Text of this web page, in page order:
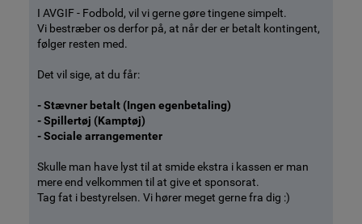
I AVGIF - Fodbold, vil vi gerne gøre tingene simpelt.
Vi bestræber os derfor på, at når der er betalt kontingent,
følger resten med.
Det vil sige, at du får:
- Stævner betalt (Ingen egenbetaling)
- Spillertøj (Kamptøj)
- Sociale arrangementer
Skulle man have lyst til at smide ekstra i kassen er man
mere end velkommen til at give et sponsorat.
Tag fat i bestyrelsen. Vi hører meget gerne fra dig :)